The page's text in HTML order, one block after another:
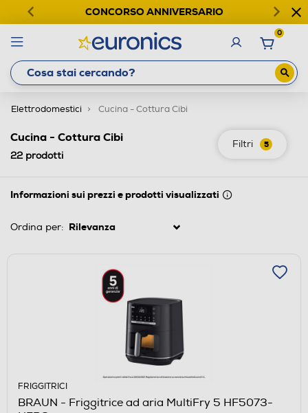
CONCORSO ANNIVERSARIO
0
Elettrodomestici Cucina - Cottura Cibi
Filtri 5
Cucina - Cottura Cibi
22prodotti
Informazioni sui prezzi e prodotti visualizzati
Ordina per:
FRIGGITRICI
BRAUN - Friggitrice ad aria MultiFry 5 HF5073-